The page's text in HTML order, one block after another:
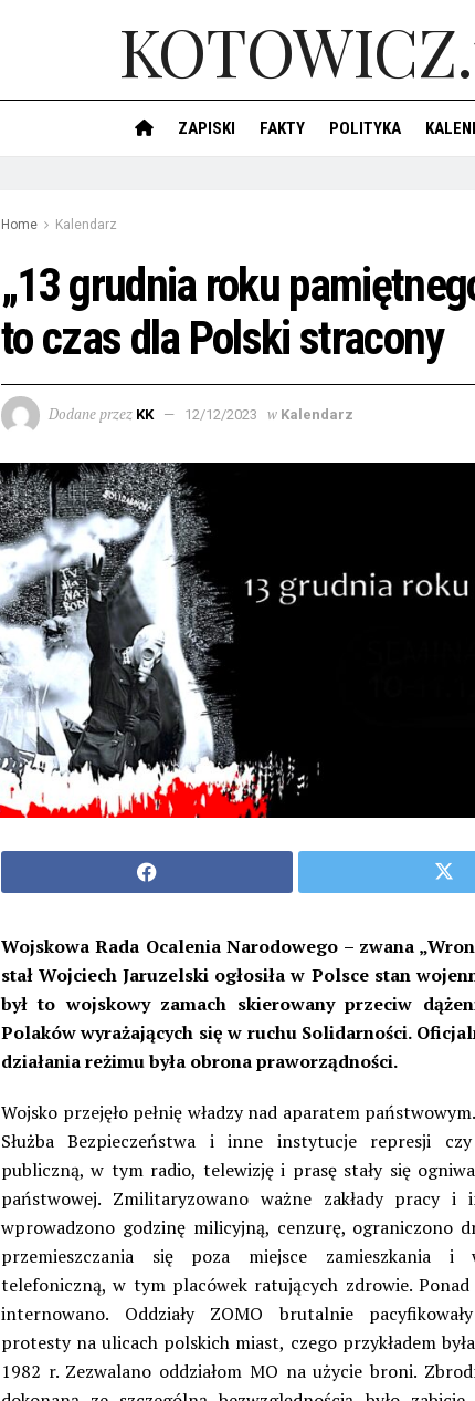
ZAPISKI FAKTY POLITYKA
Home Kalendarz
„13 grudnia roku
to czas dla Polski stracony
Dodane przez KK 12/12/2023 w Kalendarz
Wojskowa Rada Ocalenia Narodowego – zwana
stał Wojciech Jaruzelski ogłosiła w Polsce stan
był to wojskowy zamach skierowany przeciw
Polaków wyrażających się w ruchu Solidarności.
działania reżimu była obrona praworządności.
Wojsko przejęło pełnię władzy nad aparatem
Służba Bezpieczeństwa i inne instytucje represji
publiczną, w tym radio, telewizję i prasę stały się
państwowej. Zmilitaryzowano ważne zakłady pracy i
wprowadzono godzinę milicyjną, cenzurę, ograniczono
przemieszczania się poza miejsce zamieszkania i
telefoniczną, w tym placówek ratujących zdrowie. Ponad
internowano. Oddziały ZOMO brutalnie
protesty na ulicach polskich miast, czego przykładem
1982 r. Zezwalano oddziałom MO na użycie broni.